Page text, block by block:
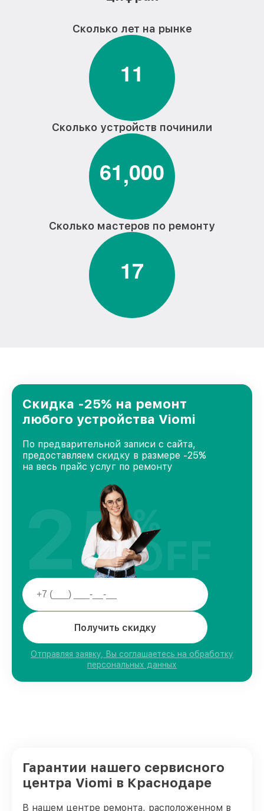
Сколько лет на рынке
11
Сколько устройств починили
61,000
Сколько мастеров по ремонту
17
Скидка -25% на ремонт
любого устройства Viomi
По предварительной записи с сайта,
предоставляем скидку в размере -25%
на весь прайс услуг по ремонту
Получить скидку
Отправляя заявку, Вы соглашаетесь на обработку
персональных данных
25%
OFF
Гарантии нашего сервисного
центра Viomi в Краснодаре
В нашем центре ремонта, расположенном в